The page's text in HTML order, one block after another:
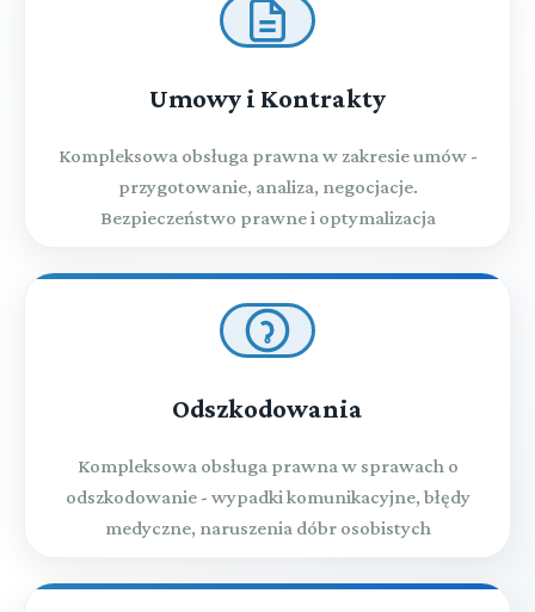
Umowy i Kontrakty
Kompleksowa obsługa prawna w zakresie umów -
przygotowanie, analiza, negocjacje.
Bezpieczeństwo prawne i optymalizacja
Odszkodowania
Kompleksowa obsługa prawna w sprawach o
odszkodowanie - wypadki komunikacyjne, błędy
medyczne, naruszenia dóbr osobistych